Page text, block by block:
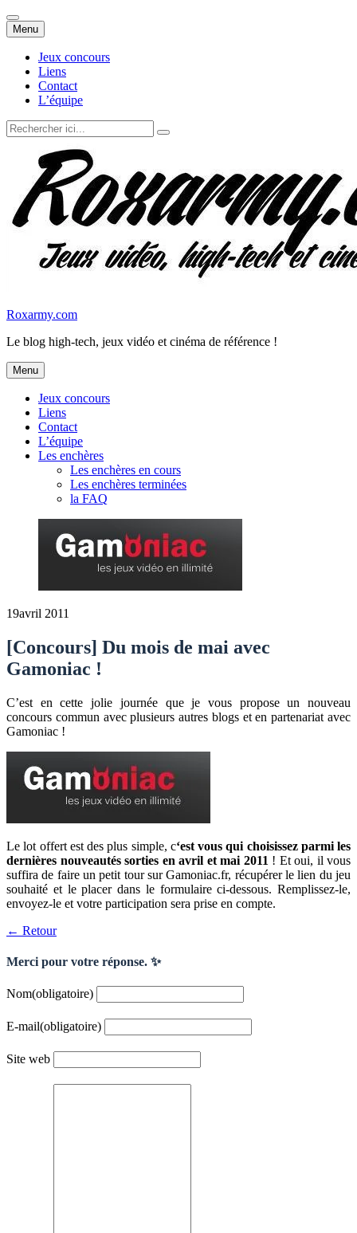
Menu Aller
au
contenu
Jeux concours
Liens
Contact
L’équipe
Recherche
pour
Roxarmy.com
Le blog high-tech, jeux vidéo et cinéma de référence !
Menu Aller
au
contenu
Jeux concours
Liens
Contact
L’équipe
Les enchères
Les enchères en cours
Les enchères terminées
la FAQ
19avril 2011
[Concours] Du mois de mai avec
Gamoniac !
C’est en cette jolie journée que je vous propose un nouveau
concours commun avec plusieurs autres blogs et en partenariat avec
Gamoniac !
Le lot offert est des plus simple, c‘est vous qui choisissez parmi les
dernières nouveautés sorties en avril et mai 2011 ! Et oui, il vous
suffira de faire un petit tour sur Gamoniac.fr, récupérer le lien du jeu
souhaité et le placer dans le formulaire ci-dessous. Remplissez-le,
envoyez-le et votre participation sera prise en compte.
← Retour
Merci pour votre réponse. ✨
Nom(obligatoire)
E-mail(obligatoire)
Site web